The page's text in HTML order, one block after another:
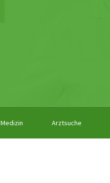
Medizin Arztsuche